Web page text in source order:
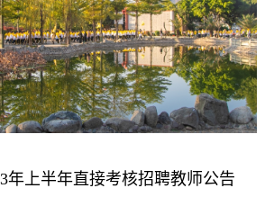
年上半年直接考核招聘教师公告